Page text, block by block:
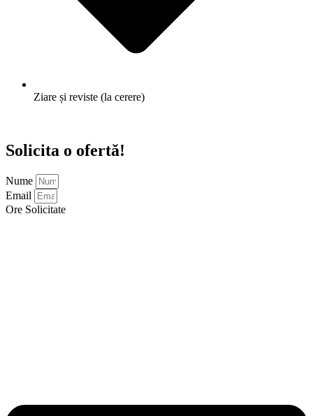
Ziare și reviste (la cerere)
Solicita o ofertă!
Nume
Email
Ore Solicitate